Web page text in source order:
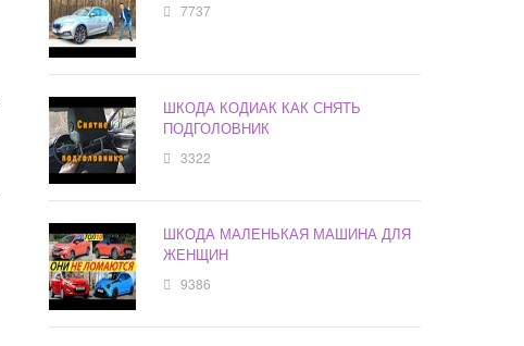
7737
ШКОДА КОДИАК КАК СНЯТЬ
ПОДГОЛОВНИК
3322
ШКОДА МАЛЕНЬКАЯ МАШИНА ДЛЯ
ЖЕНЩИН
9386